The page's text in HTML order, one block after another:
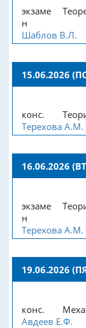
экзаме
н
Шаблов В.Л.
15.06.2026
конс.
Терехова А.М.
16.06.2026
экзаме
н
Терехова А.М.
19.06.2026
конс.
Авдеев Е.Ф.